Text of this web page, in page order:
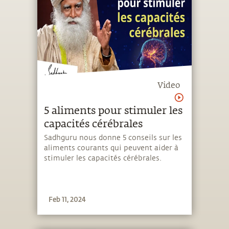
Video
5 aliments pour stimuler les
capacités cérébrales
Sadhguru nous donne 5 conseils sur les
aliments courants qui peuvent aider à
stimuler les capacités cérébrales.
Feb 11, 2024